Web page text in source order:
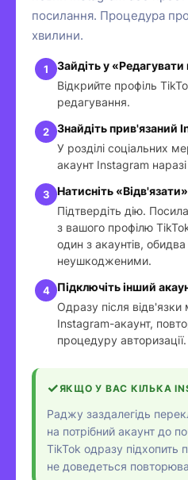
посилання. Процедура
хвилини.
Зайдіть у «Редагувати
Відкрийте профіль
редагування.
Знайдіть прив'язаний
У розділі соціальних
акаунт Instagram
Натисніть
Підтвердіть дію.
з вашого профілю
один з акаунтів,
неушкодженими.
Підключіть інший
Одразу після
Instagram-акаунт,
процедуру авторизації.
ЯКЩО У ВАС КІЛЬКА
Раджу заздалегідь
на потрібний акаунт до
TikTok одразу підхопить
не доведеться